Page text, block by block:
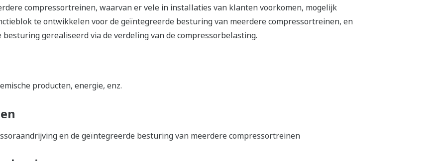
compressortreinen, waarvan er vele in installaties van klanten voorkomen, mogelijk
te ontwikkelen voor de geïntegreerde besturing van meerdere compressortreinen, en
gerealiseerd via de verdeling van de compressorbelasting.
producten, energie, enz.
en de geïntegreerde besturing van meerdere compressortreinen